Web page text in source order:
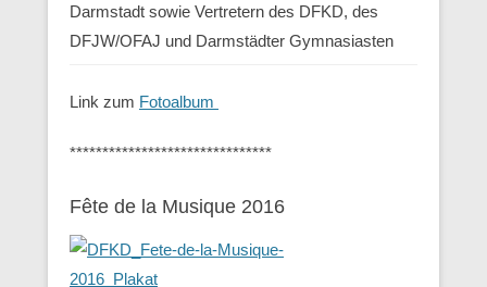
Darmstadt sowie Vertretern des DFKD, des
DFJW/OFAJ und Darmstädter Gymnasiasten
Link zum Fotoalbum
*******************************
Fête de la Musique 2016